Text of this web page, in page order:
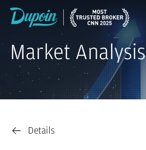
Market Analysis
Details